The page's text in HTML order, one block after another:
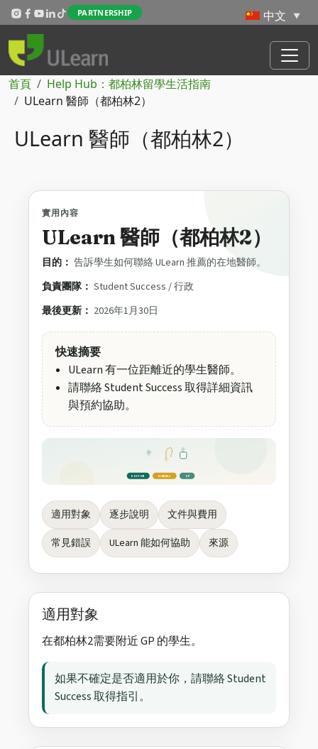
Skip to main content
PARTNERSHIP
導航連結
首頁
Help Hub：都柏林留學生活指南
ULearn 醫師（都柏林2）
ULearn 醫師（都柏林2）
實用內容
ULearn 醫師（都柏林2）
目的： 告訴學生如何聯絡 ULearn 推薦的在地醫師。
負責團隊： Student Success / 行政
最後更新： 2026年1月30日
快速摘要
ULearn 有一位距離近的學生醫師。
請聯絡 Student Success 取得詳細資訊
與預約協助。
DOCTOR DUBLIN 2 GP
適用對象 逐步說明
文件與費用
常見錯誤
ULearn 能如何協助 來源
適用對象
在都柏林2需要附近 GP 的學生。
如果不確定是否適用於你，請聯絡 Student
Success 取得指引。